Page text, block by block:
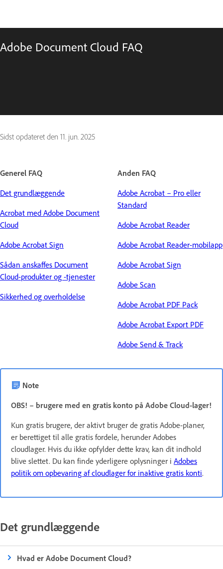
Adobe Document Cloud FAQ
Sidst opdateret den 11. jun. 2025
Generel FAQ
Det grundlæggende
Acrobat med Adobe Document
Cloud
Adobe Acrobat Sign
Sådan anskaffes Document
Cloud-produkter og -tjenester
Sikkerhed og overholdelse
Anden FAQ
Adobe Acrobat – Pro eller
Standard
Adobe Acrobat Reader
Adobe Acrobat Reader-mobilapp
Adobe Acrobat Sign
Adobe Scan
Adobe Acrobat PDF Pack
Adobe Acrobat Export PDF
Adobe Send & Track
Note
OBS! – brugere med en gratis konto på Adobe Cloud-lager!
Kun gratis brugere, der aktivt bruger de gratis Adobe-planer,
er berettiget til alle gratis fordele, herunder Adobes
cloudlager. Hvis du ikke opfylder dette krav, kan dit indhold
blive slettet. Du kan finde yderligere oplysninger i Adobes
politik om opbevaring af cloudlager for inaktive gratis konti.
Det grundlæggende
Hvad er Adobe Document Cloud?